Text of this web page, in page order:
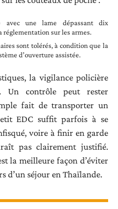
avec une lame dépassant dix
réglementation sur les armes.
sont tolérés, à condition que la
d’ouverture assistée.
la vigilance policière
Un contrôle peut rester
fait de transporter un
EDC suffit parfois à se
voire à finir en garde
pas clairement justifié.
la meilleure façon d’éviter
d’un séjour en Thaïlande.